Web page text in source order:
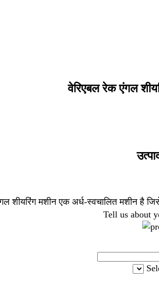
वेरिएबल रेक एंगल
शीयरिंग मशीन एक अर्ध-स्वचालित मशीन है
Tell us about